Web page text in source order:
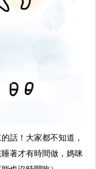
話！大家都不知道，
著才有時間做，媽咪